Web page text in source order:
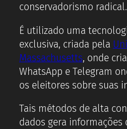
conservadorismo radical.
É utilizado uma
exclusiva, criada pela
Massachusetts, onde
WhatsApp e Telegram
os eleitores sobre suas
Tais métodos de alta
dados gera informações